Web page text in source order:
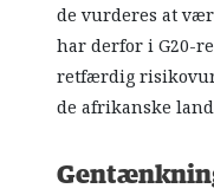
de vurderes at
har derfor i G20-
retfærdig
de afrikanske